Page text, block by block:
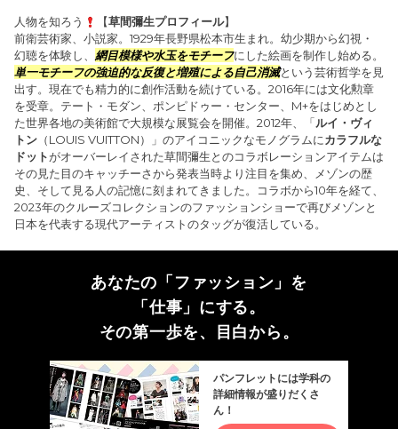
人物を知ろう 【草間彌生プロフィール】
前衛芸術家、小説家。1929年長野県松本市生まれ。幼少期から幻視・
幻聴を体験し、 網目模様や水玉をモチーフにした絵画を制作し始める。
単一モチーフの強迫的な反復と増殖による自己消滅という芸術哲学を見
出す。現在でも精力的に創作活動を続けている。2016年には文化勲章
を受章。テート・モダン、ポンピドゥー・センター、M+をはじめとし
た世界各地の美術館で大規模な展覧会を開催。2012年、「ルイ・ヴィ
トン （LOUIS VUITTON）」のアイコニックなモノグラムにカラフルな
ドットがオーバーレイされた草間彌生とのコラボレーションアイテムは
その見た目のキャッチーさから発表当時より注目を集め、メゾンの歴
史、そして見る人の記憶に刻まれてきました。コラボから10年を経て、
2023年のクルーズコレクションのファッションショーで再びメゾンと
日本を代表する現代アーティストのタッグが復活している。
あなたの「ファッション」を
「仕事」にする。
その第一歩を、目白から。
パンフレットには学科の
詳細情報が盛りだくさ
ん！